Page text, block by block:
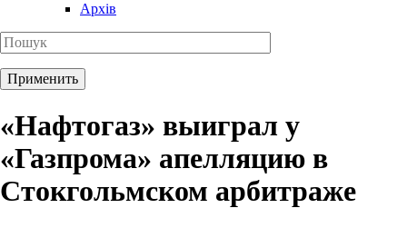
Архів
«Нафтогаз» выиграл у
«Газпрома» апелляцию в
Стокгольмском арбитраже